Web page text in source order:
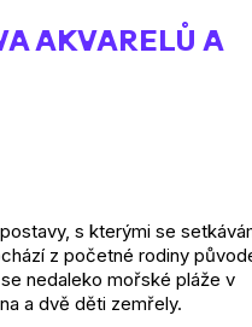
AKVARELŮ A
s kterými se
z početné rodiny
nedaleko mořské pláže v
a dvě děti zemřely.